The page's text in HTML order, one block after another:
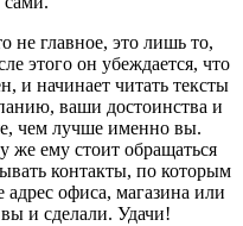
не главное, это лишь то,
этого он убеждается, что
и начинает читать тексты
ваши достоинства и
чем лучше именно вы.
же ему стоит обращаться
контакты, по которым
адрес офиса, магазина или
вы и сделали. Удачи!